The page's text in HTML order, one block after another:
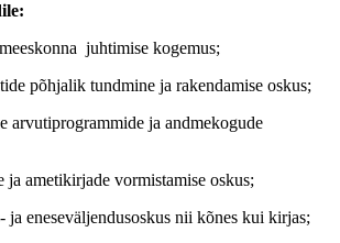
juhtimise kogemus;
põhjalik tundmine ja rakendamise oskus;
arvutiprogrammide ja andmekogude
ja ametikirjade vormistamise oskus;
ja eneseväljendusoskus nii kõnes kui kirjas;